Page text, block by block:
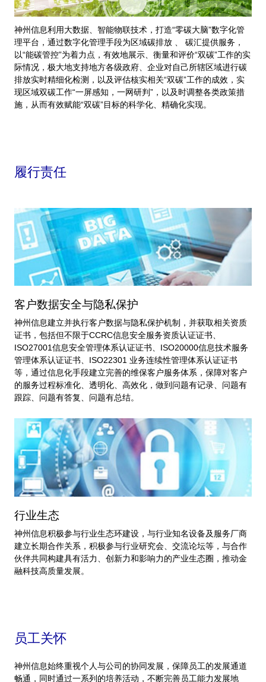
神州信息利用大数据、智能物联技术，打造“零碳大脑”数字化管
理平台，通过数字化管理手段为区域碳排放 、 碳汇提供服务，
以“能碳管控”为着力点，有效地展示、衡量和评价“双碳”工作的实
际情况，极大地支持地方各级政府、企业对自己所辖区域进行碳
排放实时精细化检测，以及评估核实相关“双碳”工作的成效，实
现区域双碳工作“一屏感知，一网研判”，以及时调整各类政策措
施，从而有效赋能“双碳”目标的科学化、精确化实现。
履行责任
客户数据安全与隐私保护
神州信息建立并执行客户数据与隐私保护机制，并获取相关资质
证书，包括但不限于CCRC信息安全服务资质认证证书、
ISO27001信息安全管理体系认证证书、ISO20000信息技术服务
管理体系认证证书、ISO22301 业务连续性管理体系认证证书
等，通过信息化手段建立完善的维保客户服务体系，保障对客户
的服务过程标准化、透明化、高效化，做到问题有记录、问题有
跟踪、问题有答复、问题有总结。
行业生态
神州信息积极参与行业生态环建设，与行业知名设备及服务厂商
建立长期合作关系，积极参与行业研究会、交流论坛等，与合作
伙伴共同构建具有活力、创新力和影响力的产业生态圈，推动金
融科技高质量发展。
员工关怀
神州信息始终重视个人与公司的协同发展，保障员工的发展通道
畅通，同时通过一系列的培养活动，不断完善员工能力发展地